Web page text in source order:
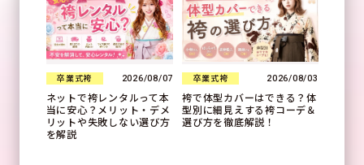
卒業式袴 2026/08/07
ネットで袴レンタルって本
当に安心？メリット・デメ
リットや失敗しない選び方
を解説
卒業式袴 2026/08/03
袴で体型カバーはできる？体
型別に細見えする袴コーデ＆
選び方を徹底解説！